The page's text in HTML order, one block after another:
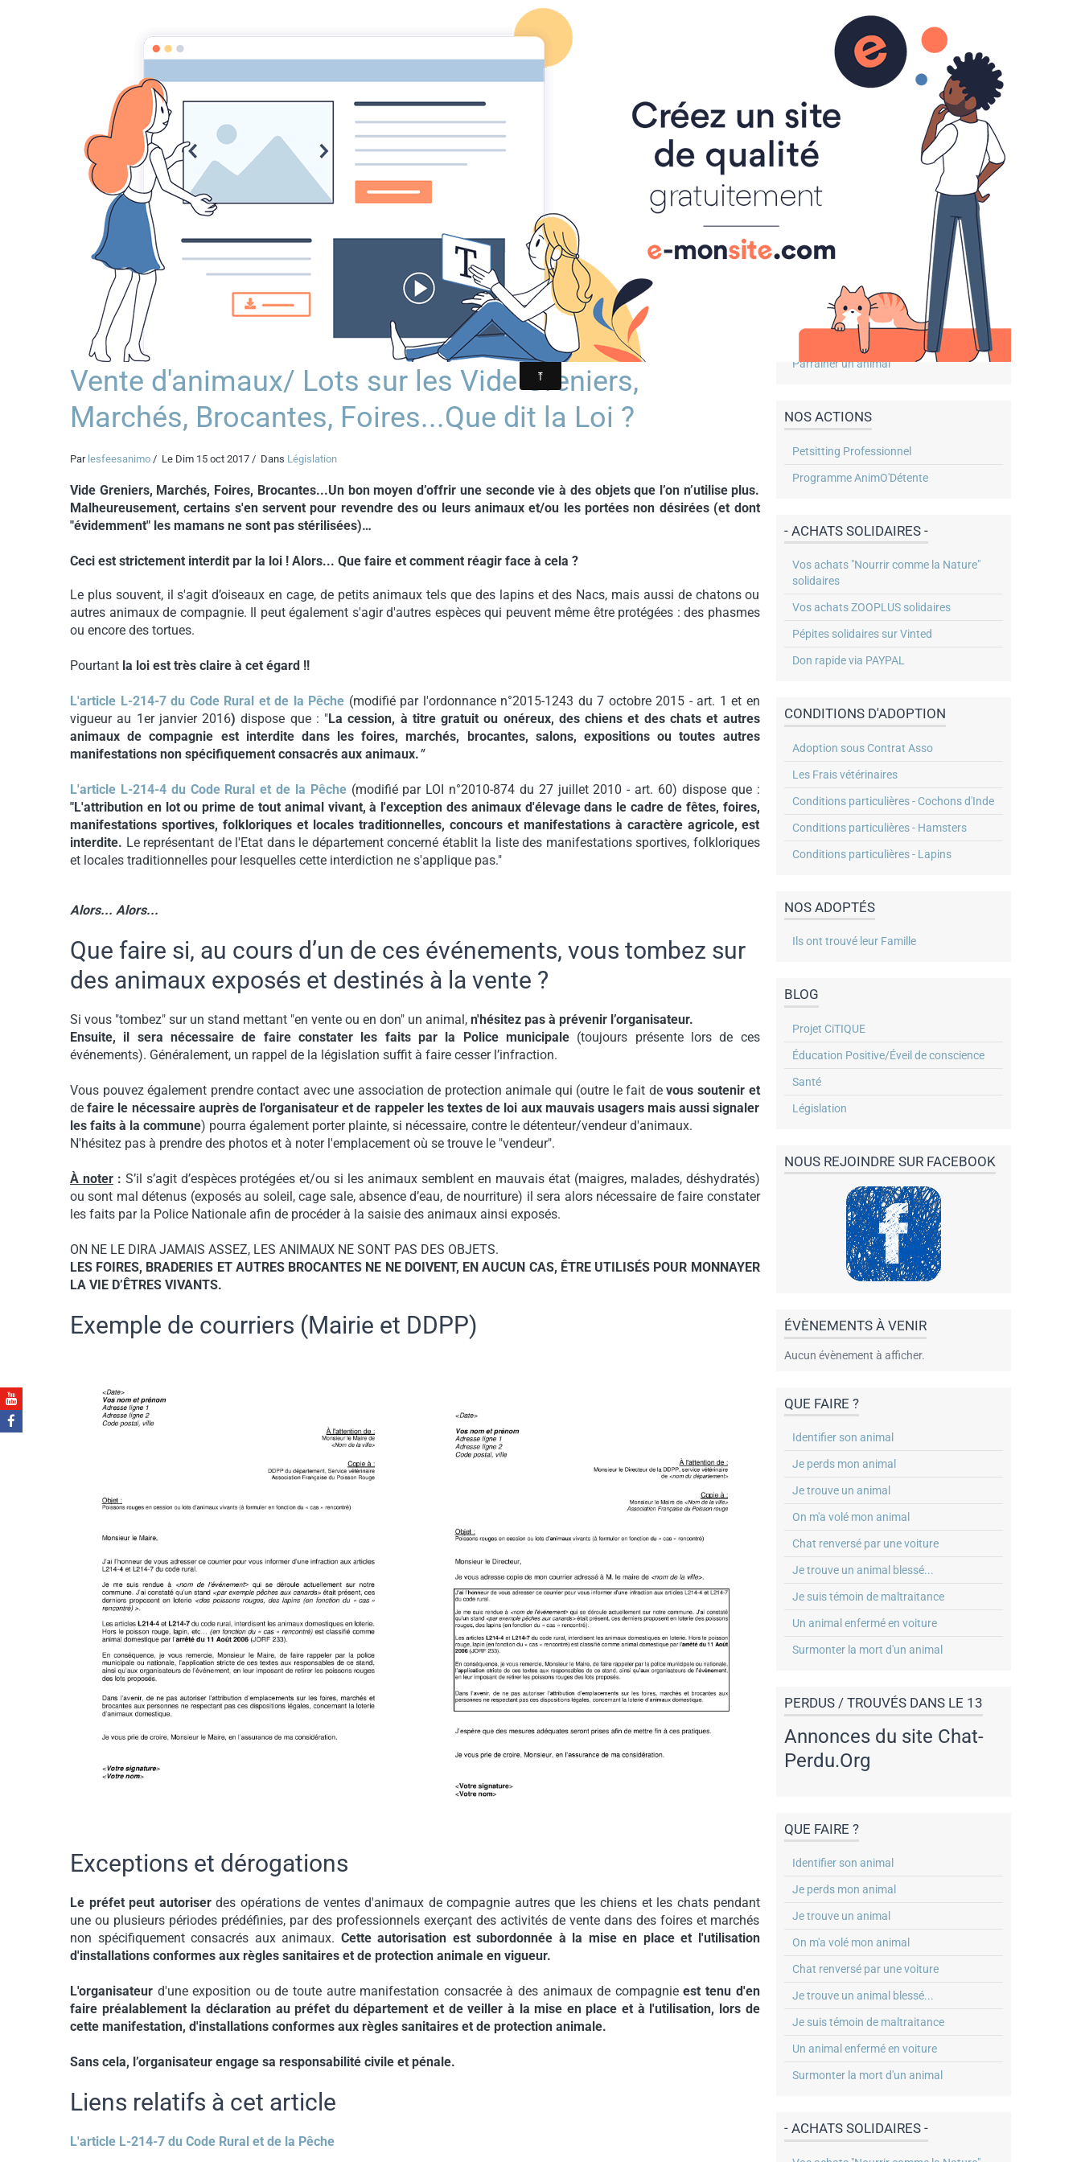
Les Fées AnimO
Association d'aide, de défense et de protection animale (Association reconnue d'Intérêt Général)
AGENDA BLOG CONTACT
Législation Vente d'animaux/ Lots sur les Vide Greniers, Marchés, Brocantes, Foires...Que dit la Loi ?
Vente d'animaux/ Lots sur les Vide Greniers,
Marchés, Brocantes, Foires...Que dit la Loi ?
Par lesfeesanimo Le Dim 15 oct 2017 Dans Législation
Vide Greniers, Marchés, Foires, Brocantes...Un bon moyen d’offrir une seconde vie à des objets que l’on n’utilise plus.
Malheureusement, certains s'en servent pour revendre des ou leurs animaux et/ou les portées non désirées (et dont
"évidemment" les mamans ne sont pas stérilisées)…
Ceci est strictement interdit par la loi ! Alors... Que faire et comment réagir face à cela ?
Le plus souvent, il s'agit d’oiseaux en cage, de petits animaux tels que des lapins et des Nacs, mais aussi de chatons ou
autres animaux de compagnie. Il peut également s'agir d'autres espèces qui peuvent même être protégées : des phasmes
ou encore des tortues.
Pourtant la loi est très claire à cet égard !!
L'article L-214-7 du Code Rural et de la Pêche (modifié par l'ordonnance n°2015-1243 du 7 octobre 2015 - art. 1 et en
vigueur au 1er janvier 2016)dispose que : "La cession, à titre gratuit ou onéreux, des chiens et des chats et autres
animaux de compagnie est interdite dans les foires, marchés, brocantes, salons, expositions ou toutes autres
manifestations non spécifiquement consacrés aux animaux."
L'article L-214-4 du Code Rural et de la Pêche (modifié par LOI n°2010-874 du 27 juillet 2010 - art. 60) dispose que :
"L'attribution en lot ou prime de tout animal vivant, à l'exception des animaux d'élevage dans le cadre de fêtes, foires,
manifestations sportives, folkloriques et locales traditionnelles, concours et manifestations à caractère agricole, est
interdite. Le représentant de l'Etat dans le département concerné établit la liste des manifestations sportives, folkloriques
et locales traditionnelles pour lesquelles cette interdiction ne s'applique pas."
Alors... Alors...
Que faire si, au cours d’un de ces événements, vous tombez sur
des animaux exposés et destinés à la vente ?
Si vous "tombez" sur un stand mettant "en vente ou en don" un animal, n'hésitez pas à prévenir l’organisateur.
Ensuite, il sera nécessaire de faire constater les faits par la Police municipale(toujours présente lors de ces
événements). Généralement, un rappel de la législation suffit à faire cesser l’infraction.
Vous pouvez également prendre contact avec une association de protection animale qui (outre le fait devous soutenir et
de faire le nécessaire auprès de l'organisateur et de rappeler les textes de loi aux mauvais usagers mais aussi signaler
les faits à la commune) pourra également porter plainte, si nécessaire, contre le détenteur/vendeur d'animaux.
N'hésitez pas à prendre des photos et à noter l'emplacement où se trouve le "vendeur".
À noter: S’il s’agit d’espèces protégées et/ou si les animaux semblent en mauvais état (maigres, malades, déshydratés)
ou sont mal détenus (exposés au soleil, cage sale, absence d’eau, de nourriture) il sera alors nécessaire de faire constater
les faits par la Police Nationale afin de procéder à la saisie des animaux ainsi exposés.
ON NE LE DIRA JAMAIS ASSEZ, LES ANIMAUX NE SONT PAS DES OBJETS.
LES FOIRES, BRADERIES ET AUTRES BROCANTES NE NE DOIVENT, EN AUCUN CAS, ÊTRE UTILISÉS POUR MONNAYER
LA VIE D’ÊTRES VIVANTS.
Exemple de courriers (Mairie et DDPP)
Exceptions et dérogations
Le préfet peut autoriserdes opérations de ventes d'animaux de compagnie autres que les chiens et les chats pendant
une ou plusieurs périodes prédéfinies, par des professionnels exerçant des activités de vente dans des foires et marchés
non spécifiquement consacrés aux animaux. Cette autorisation est subordonnée à la mise en place et l'utilisation
d'installations conformes aux règles sanitaires et de protection animale en vigueur.
L'organisateur d'une exposition ou de toute autre manifestation consacrée à des animaux de compagnieest tenu d'en
faire préalablement la déclaration au préfet du département et de veiller à la mise en place et à l'utilisation, lors de
cette manifestation, d'installations conformes aux règles sanitaires et de protection animale.
Sans cela, l’organisateur engage sa responsabilité civile et pénale.
Liens relatifs à cet article
L'article L-214-7 du Code Rural et de la Pêche
LANGUES DISPONIBLES
Français
Nous soutenir
Devenir Famille d'accueil
Parrainer un animal
NOS ACTIONS
Petsitting Professionnel
Programme AnimO'Détente
- ACHATS SOLIDAIRES -
Vos achats "Nourrir comme la Nature"
solidaires
Vos achats ZOOPLUS solidaires
Pépites solidaires sur Vinted
Don rapide via PAYPAL
CONDITIONS D'ADOPTION
Adoption sous Contrat Asso
Les Frais vétérinaires
Conditions particulières - Cochons d'Inde
Conditions particulières - Hamsters
Conditions particulières - Lapins
NOS ADOPTÉS
Ils ont trouvé leur Famille
BLOG
Projet CiTIQUE
Éducation Positive/Éveil de conscience
Santé
Législation
NOUS REJOINDRE SUR FACEBOOK
ÉVÈNEMENTS À VENIR
Aucun évènement à afficher.
QUE FAIRE ?
Identifier son animal
Je perds mon animal
Je trouve un animal
On m'a volé mon animal
Chat renversé par une voiture
Je trouve un animal blessé...
Je suis témoin de maltraitance
Un animal enfermé en voiture
Surmonter la mort d'un animal
PERDUS / TROUVÉS DANS LE 13
Annonces du site Chat-
Perdu.Org
QUE FAIRE ?
Identifier son animal
Je perds mon animal
Je trouve un animal
On m'a volé mon animal
Chat renversé par une voiture
Je trouve un animal blessé...
Je suis témoin de maltraitance
Un animal enfermé en voiture
Surmonter la mort d'un animal
- ACHATS SOLIDAIRES -